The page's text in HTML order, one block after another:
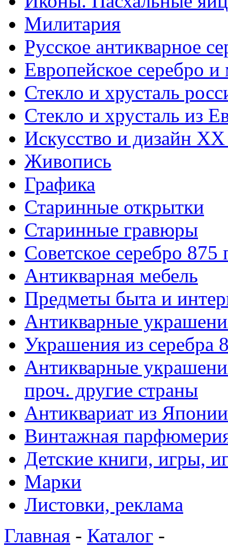
Милитария
Русское антикварное
Европейское серебро
Стекло и хрусталь
Стекло и хрусталь из
Искусство и дизайн XX
Живопись
Графика
Старинные открытки
Старинные гравюры
Советское серебро
Антикварная мебель
Предметы быта и
Антикварные
Украшения из серебра
Антикварные
проч. другие страны
Антиквариат из
Винтажная
Детские книги, игры,
Марки
Листовки, реклама
Главная - Каталог -